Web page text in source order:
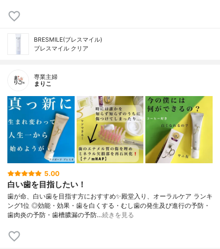
BRESMILE(ブレスマイル)
ブレスマイル クリア
専業主婦
まりこ
5.00
白い歯を目指したい！
歯が命、白い歯を目指す方におすすめ✨殿堂入り、オーラルケア ランキ
ング1位 ◎効能・効果・歯を白くする・むし歯の発生及び進行の予防・
歯肉炎の予防・歯槽膿漏の予防…続きを見る